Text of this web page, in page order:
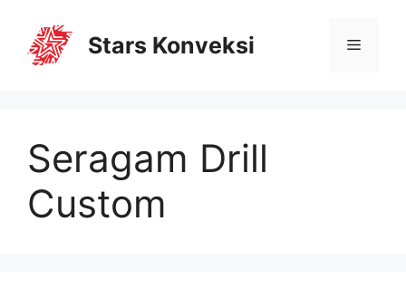
Stars Konveksi
Seragam Drill
Custom